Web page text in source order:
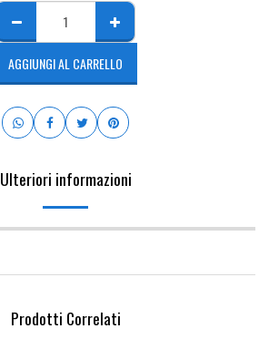
AGGIUNGI AL CARRELLO
Ulteriori informazioni
Prodotti Correlati